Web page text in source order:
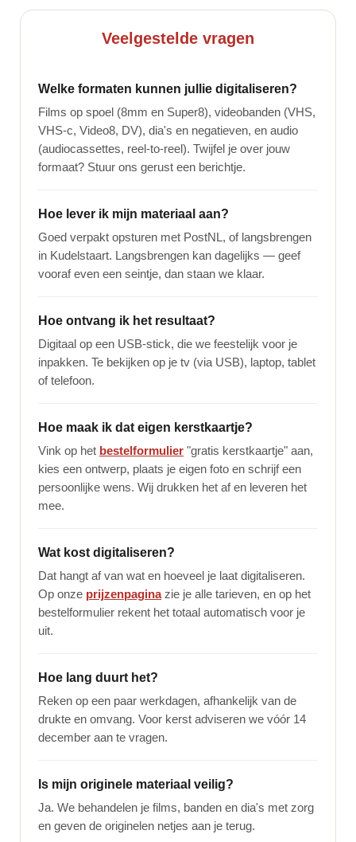
Veelgestelde vragen
Welke formaten kunnen jullie digitaliseren?
Films op spoel (8mm en Super8), videobanden (VHS,
VHS-c, Video8, DV), dia's en negatieven, en audio
(audiocassettes, reel-to-reel). Twijfel je over jouw
formaat? Stuur ons gerust een berichtje.
Hoe lever ik mijn materiaal aan?
Goed verpakt opsturen met PostNL, of langsbrengen
in Kudelstaart. Langsbrengen kan dagelijks — geef
vooraf even een seintje, dan staan we klaar.
Hoe ontvang ik het resultaat?
Digitaal op een USB-stick, die we feestelijk voor je
inpakken. Te bekijken op je tv (via USB), laptop, tablet
of telefoon.
Hoe maak ik dat eigen kerstkaartje?
Vink op het bestelformulier "gratis kerstkaartje" aan,
kies een ontwerp, plaats je eigen foto en schrijf een
persoonlijke wens. Wij drukken het af en leveren het
mee.
Wat kost digitaliseren?
Dat hangt af van wat en hoeveel je laat digitaliseren.
Op onze prijzenpaginazie je alle tarieven, en op het
bestelformulier rekent het totaal automatisch voor je
uit.
Hoe lang duurt het?
Reken op een paar werkdagen, afhankelijk van de
drukte en omvang. Voor kerst adviseren we vóór 14
december aan te vragen.
Is mijn originele materiaal veilig?
Ja. We behandelen je films, banden en dia's met zorg
en geven de originelen netjes aan je terug.